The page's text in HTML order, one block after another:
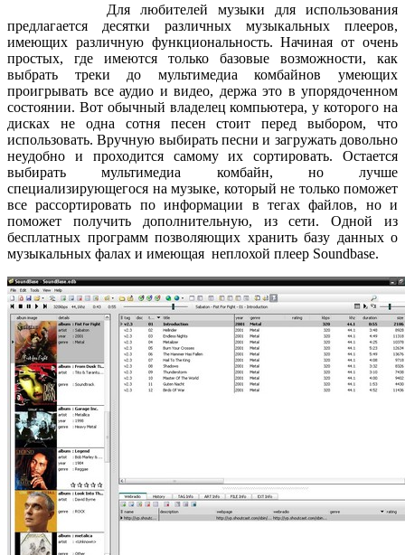
Для любителей музыки для использования
предлагается десятки различных музыкальных плееров,
имеющих различную функциональность. Начиная от очень
простых, где имеются только базовые возможности, как
выбрать треки до мультимедиа комбайнов умеющих
проигрывать все аудио и видео, держа это в упорядоченном
состоянии. Вот обычный владелец компьютера, у которого на
дисках не одна сотня песен стоит перед выбором, что
использовать. Вручную выбирать песни и загружать довольно
неудобно и проходится самому их сортировать. Остается
выбирать мультимедиа комбайн, но лучше
специализирующегося на музыке, который не только поможет
все рассортировать по информации в тегах файлов, но и
поможет получить дополнительную, из сети. Одной из
бесплатных программ позволяющих хранить базу данных о
музыкальных фалах и имеющая неплохой плеер Soundbase.